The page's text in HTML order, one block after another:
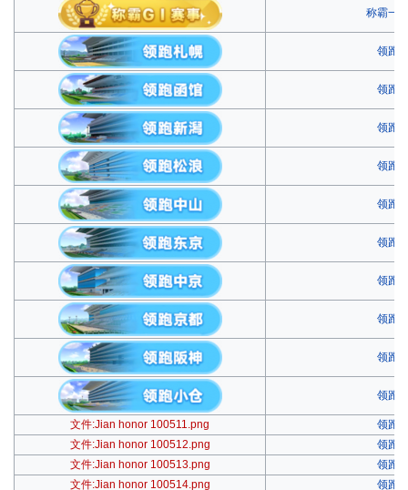
称霸一
领跑
领跑
领跑
领跑
领跑
领跑
领跑
领跑
领跑
领跑
文件:Jian honor 100511.png
领跑
文件:Jian honor 100512.png
领跑
文件:Jian honor 100513.png
领跑
文件:Jian honor 100514.png
领跑